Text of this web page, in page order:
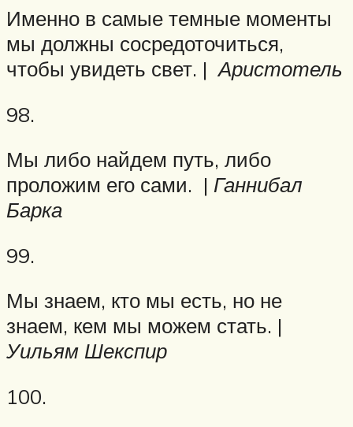
Именно в самые темные моменты
мы должны сосредоточиться,
чтобы увидеть свет. |Аристотель
98.
Мы либо найдем путь, либо
проложим его сами. | Ганнибал
Барка
99.
Мы знаем, кто мы есть, но не
знаем, кем мы можем стать. |
Уильям Шекспир
100.